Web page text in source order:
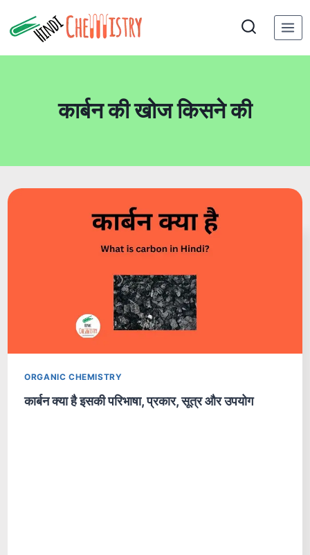
to
कार्बन की खोज किसने की
ORGANIC CHEMISTRY
कार्बन क्या है इसकी परिभाषा, प्रकार, सूत्र और उपयोग